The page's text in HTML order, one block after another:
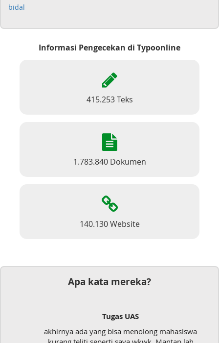
bidal
Informasi Pengecekan di Typoonline
415.253 Teks
1.783.840 Dokumen
140.130 Website
Apa kata mereka?
Tugas UAS
akhirnya ada yang bisa menolong mahasiswa